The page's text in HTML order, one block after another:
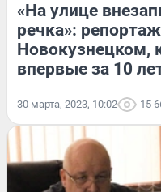
«На улице
речка»:
Новокузнецком,
впервые за 10
30 марта, 2023, 10:02 15